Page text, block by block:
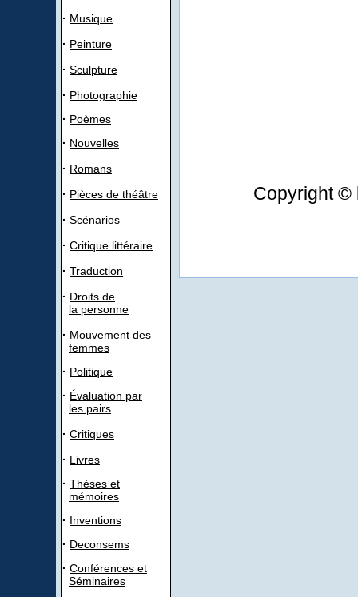
· Musique
· Peinture
· Sculpture
· Photographie
· Poèmes
· Nouvelles
· Romans
· Pièces de théâtre
· Scénarios
· Critique littéraire
· Traduction
· Droits de
la personne
· Mouvement des
femmes
· Politique
· Évaluation par
les pairs
· Critiques
· Livres
· Thèses et
mémoires
· Inventions
· Deconsems
· Conférences et
Séminaires
Copyright ©